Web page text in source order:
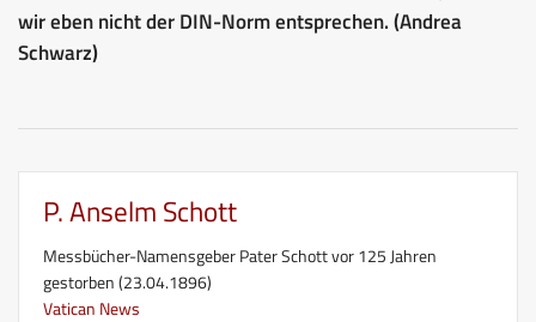
wir eben nicht der DIN-Norm entsprechen. (Andrea
Schwarz)
P. Anselm Schott
Messbücher-Namensgeber Pater Schott vor 125 Jahren
gestorben (23.04.1896)
Vatican News